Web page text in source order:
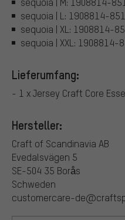
sequoia | L: 1908814-
sequoia | XL: 1908814-
sequoia | XXL: 1908814-
Lieferumfang:
- 1 x Jersey Craft Core
Hersteller:
Craft of Scandinavia AB
Evedalsvägen 5
SE-504 35 Borås
Schweden
customercare-